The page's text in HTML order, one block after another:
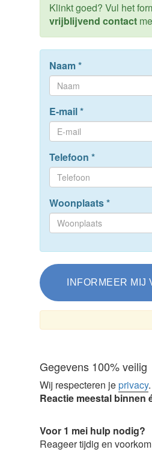
Klinkt goed? Vul het
vrijblijvend contact
Naam*
E-mail*
Telefoon *
Woonplaats*
Gegevens 100% veilig
Wij respecteren jeprivacy.
Reactie meestal binnen
Voor 1 mei hulp nodig?
Reageer tijdig en